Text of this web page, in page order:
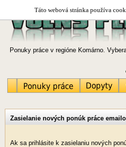
Táto webová stránka používa
Ponuky práce v regióne Komárno.
Zasielanie nových ponúk práce
Ak sa prihlásite k zasielaniu nových